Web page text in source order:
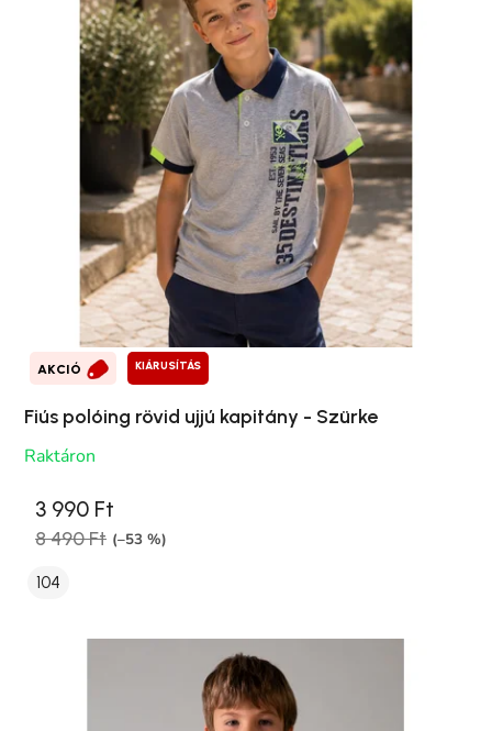
AKCIÓ KIÁRUSÍTÁS
Fiús polóing rövid ujjú kapitány - Szürke
Raktáron
3 990 Ft
8 490 Ft (–53 %)
104